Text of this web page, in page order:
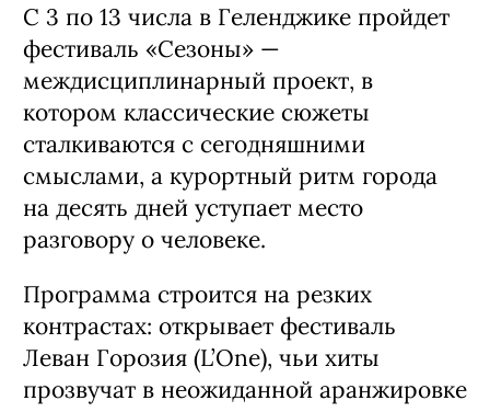
С 3 по 13 числа в Геленджике пройдет
фестиваль «Сезоны» —
междисциплинарный проект, в
котором классические сюжеты
сталкиваются с сегодняшними
смыслами, а курортный ритм города
на десять дней уступает место
разговору о человеке.
Программа строится на резких
контрастах: открывает фестиваль
Леван Горозия (L’One), чьи хиты
прозвучат в неожиданной аранжировке